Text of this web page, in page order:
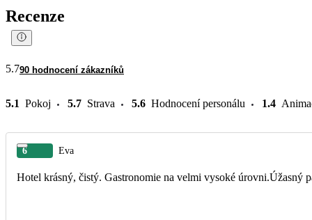
Recenze
5.790 hodnocení zákazníků
5.1 Pokoj 5.7 Strava 5.6 Hodnocení personálu 1.4
6 Eva
Hotel krásný, čistý. Gastronomie na velmi vysoké úrovni.Úžasný